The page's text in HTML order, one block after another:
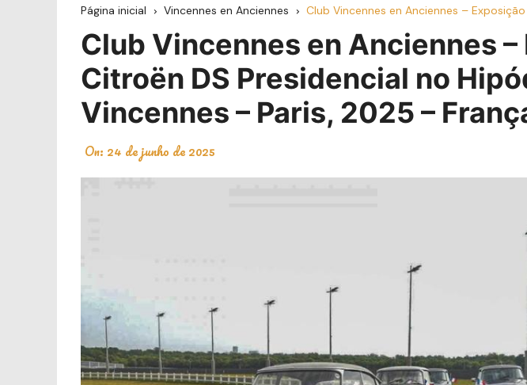
Página inicial Vincennes en Anciennes Club Vincennes en Anciennes –
Club Vincennes en Anciennes –
Citroën DS Presidencial no
Vincennes – Paris, 2025 –
On: 24 de junho de 2025